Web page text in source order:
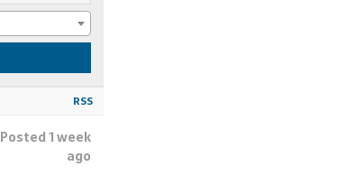
RSS
Posted 1 week
ago